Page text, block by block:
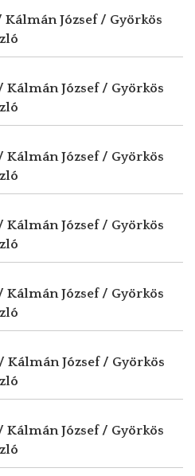
Kálmán József / Györkös
Kálmán József / Györkös
Kálmán József / Györkös
Kálmán József / Györkös
Kálmán József / Györkös
Kálmán József / Györkös
Kálmán József / Györkös